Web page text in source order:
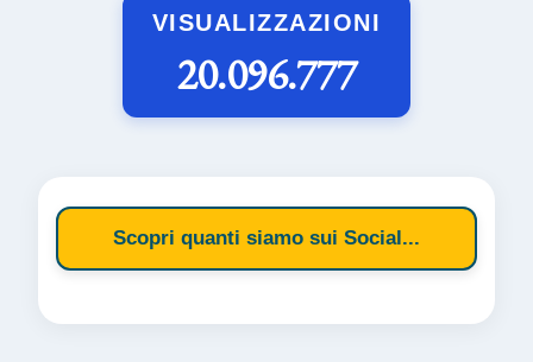
VISUALIZZAZIONI
20.096.777
Scopri quanti siamo sui Social...